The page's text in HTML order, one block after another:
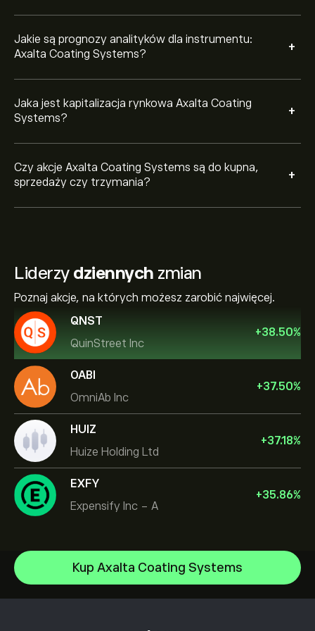
Jakie są prognozy analityków dla instrumentu:
Axalta Coating Systems?
+
Jaka jest kapitalizacja rynkowa Axalta Coating
Systems?
+
Czy akcje Axalta Coating Systems są do kupna,
sprzedaży czy trzymania?
+
Liderzy dziennych zmian
Poznaj akcje, na których możesz zarobić najwięcej.
QNST
QuinStreet Inc
+38.50%
OABI
OmniAb Inc
+37.50%
HUIZ
Huize Holding Ltd
+37.18%
EXFY
Expensify Inc - A
+35.86%
Kup Axalta Coating Systems
Celestica Inc
Apple